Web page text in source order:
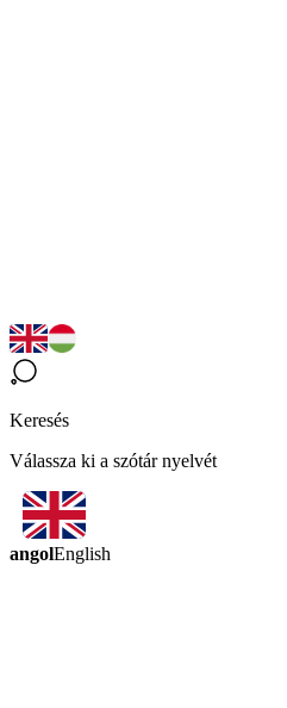
Keresés
Válassza ki a szótár nyelvét
angolEnglish